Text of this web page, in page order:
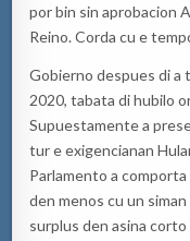
por bin sin aprobacion
Reino. Corda cu e
Gobierno despues di a
2020, tabata di hubilo
Supuestamente a
tur e exigencianan
Parlamento a comporta
den menos cu un
surplus den asina